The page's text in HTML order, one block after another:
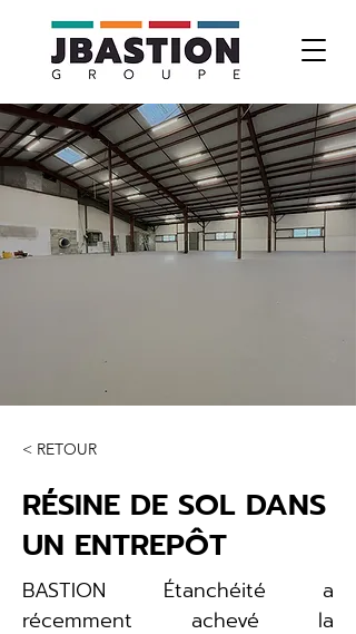
< RETOUR
RÉSINE DE SOL DANS
UN ENTREPÔT
BASTION Étanchéité a